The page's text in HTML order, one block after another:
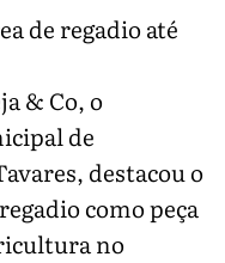
de regadio até
& Co, o
de
destacou o
como peça
no